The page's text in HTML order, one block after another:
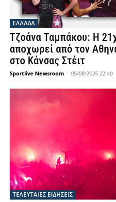
ΕΛΛΑΔΑ
Τζοάνα Ταμπάκου: Η
αποχωρεί από τον
στο Κάνσας Στέιτ
Sportlive Newsroom - 05/08/2026 22:40
ΤΕΛΕΥΤΑΙΕΣ ΕΙΔΗΣΕΙΣ